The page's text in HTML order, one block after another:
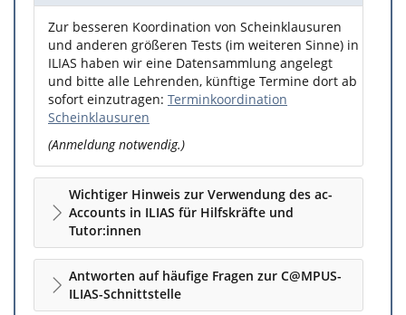
Zur besseren Koordination von Scheinklausuren
und anderen größeren Tests (im weiteren Sinne) in
ILIAS haben wir eine Datensammlung angelegt
und bitte alle Lehrenden, künftige Termine dort ab
sofort einzutragen: Terminkoordination
Scheinklausuren
(Anmeldung notwendig.)
Wichtiger Hinweis zur Verwendung des ac-
Accounts in ILIAS für Hilfskräfte und
Tutor:innen
Antworten auf häufige Fragen zur C@MPUS-
ILIAS-Schnittstelle